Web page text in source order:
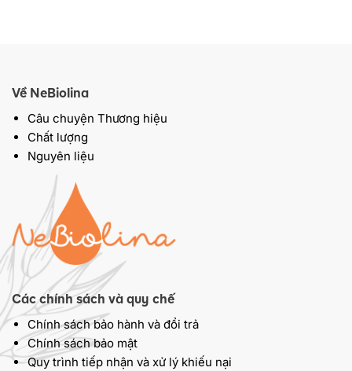
Về NeBiolina
Câu chuyện Thương hiệu
Chất lượng
Nguyên liệu
Các chính sách và quy chế
Chính sách bảo hành và đổi trả
Chính sách bảo mật
Quy trình tiếp nhận và xử lý khiếu nại